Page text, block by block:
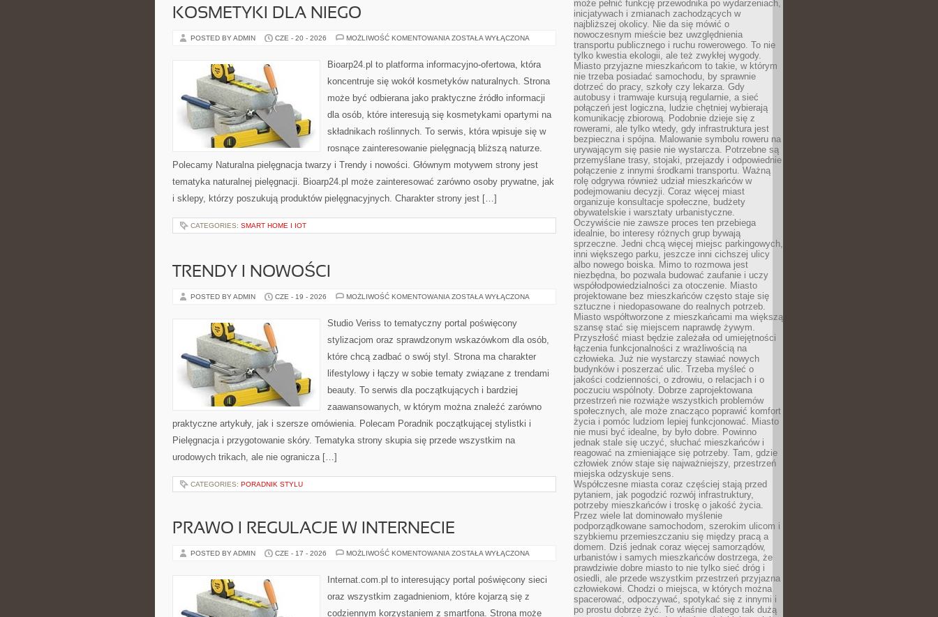
KOSMETYKI DLA NIEGO
POSTED BY ADMIN CZE - 20 - 2026 MOŻLIWOŚĆ KOMENTOWANIA KOSMETYKI
ZOSTAŁA WYŁĄCZONA
Bioarp24.pl to platforma informacyjno-ofertowa, która
koncentruje się wokół kosmetyków naturalnych. Strona
może być odbierana jako praktyczne źródło informacji
dla osób, które interesują się kosmetykami opartymi na
składnikach roślinnych. To serwis, która wpisuje się w
rosnące zainteresowanie pielęgnacją bliższą naturze.
Polecamy Naturalna pielęgnacja twarzy i Trendy i nowości. Głównym motywem strony jest
tematyka naturalnej pielęgnacji. Bioarp24.pl może zainteresować zarówno osoby prywatne, jak
i sklepy, którzy poszukują produktów pielęgnacyjnych. Charakter strony jest […]
CATEGORIES: SMART HOME I IOT
TRENDY I NOWOŚCI
POSTED BY ADMIN CZE - 19 - 2026 MOŻLIWOŚĆ KOMENTOWANIA TRENDY
ZOSTAŁA WYŁĄCZONA
Studio Veriss to tematyczny portal poświęcony
stylizacjom oraz sprawdzonym wskazówkom dla osób,
które chcą zadbać o swój styl. Strona ma charakter
lifestylowy i łączy w sobie tematy związane z trendami
beauty. To serwis dla początkujących i bardziej
zaawansowanych, w którym można znaleźć zarówno
praktyczne artykuły, jak i szersze omówienia. Polecam Poradnik początkującej stylistki i
Pielęgnacja i przygotowanie skóry. Tematyka strony skupia się przede wszystkim na
urodowych trikach, ale nie ogranicza […]
CATEGORIES: PORADNIK STYLU
PRAWO I REGULACJE W INTERNECIE
POSTED BY ADMIN CZE - 17 - 2026 MOŻLIWOŚĆ KOMENTOWANIA PRAWO
INTERNECIE
ZOSTAŁA WYŁĄCZONA
Internat.com.pl to interesujący portal poświęcony sieci
oraz wszystkim zagadnieniom, które kojarzą się z
codziennym korzystaniem z smartfona. Strona może
może pełnić funkcję przewodnika po wydarzeniach,
inicjatywach i zmianach zachodzących w
najbliższej okolicy. Nie da się mówić o
nowoczesnym mieście bez uwzględnienia
transportu publicznego i ruchu rowerowego. To nie
tylko kwestia ekologii, ale też zwykłej wygody.
Miasto przyjazne mieszkańcom to takie, w którym
nie trzeba posiadać samochodu, by sprawnie
dotrzeć do pracy, szkoły czy lekarza. Gdy
autobusy i tramwaje kursują regularnie, a sieć
połączeń jest logiczna, ludzie chętniej wybierają
komunikację zbiorową. Podobnie dzieje się z
rowerami, ale tylko wtedy, gdy infrastruktura jest
bezpieczna i spójna. Malowanie symbolu roweru na
urywającym się pasie nie wystarcza. Potrzebne są
przemyślane trasy, stojaki, przejazdy i odpowiednie
połączenie z innymi środkami transportu. Ważną
rolę odgrywa również udział mieszkańców w
podejmowaniu decyzji. Coraz więcej miast
organizuje konsultacje społeczne, budżety
obywatelskie i warsztaty urbanistyczne.
Oczywiście nie zawsze proces ten przebiega
idealnie, bo interesy różnych grup bywają
sprzeczne. Jedni chcą więcej miejsc parkingowych,
inni większego parku, jeszcze inni cichszej ulicy
albo nowego boiska. Mimo to rozmowa jest
niezbędna, bo pozwala budować zaufanie i uczy
współodpowiedzialności za otoczenie. Miasto
projektowane bez mieszkańców często staje się
sztuczne i niedopasowane do realnych potrzeb.
Miasto współtworzone z mieszkańcami ma większą
szansę stać się miejscem naprawdę żywym.
Przyszłość miast będzie zależała od umiejętności
łączenia funkcjonalności z wrażliwością na
człowieka. Już nie wystarczy stawiać nowych
budynków i poszerzać ulic. Trzeba myśleć o
jakości codzienności, o zdrowiu, o relacjach i o
poczuciu wspólnoty. Dobrze zaprojektowana
przestrzeń nie rozwiąże wszystkich problemów
społecznych, ale może znacząco poprawić komfort
życia i pomóc ludziom lepiej funkcjonować. Miasto
nie musi być idealne, by było dobre. Powinno
jednak stale się uczyć, słuchać mieszkańców i
reagować na zmieniające się potrzeby. Tam, gdzie
człowiek znów staje się najważniejszy, przestrzeń
miejska odzyskuje sens.
Współczesne miasta coraz częściej stają przed
pytaniem, jak pogodzić rozwój infrastruktury,
potrzeby mieszkańców i troskę o jakość życia.
Przez wiele lat dominowało myślenie
podporządkowane samochodom, szerokim ulicom i
szybkiemu przemieszczaniu się między pracą a
domem. Dziś jednak coraz więcej samorządów,
urbanistów i samych mieszkańców dostrzega, że
prawdziwie dobre miasto to nie tylko sieć dróg i
osiedli, ale przede wszystkim przestrzeń przyjazna
człowiekowi. Chodzi o miejsca, w których można
spacerować, odpoczywać, spotykać się z innymi i
po prostu dobrze żyć. To właśnie dlatego tak dużą